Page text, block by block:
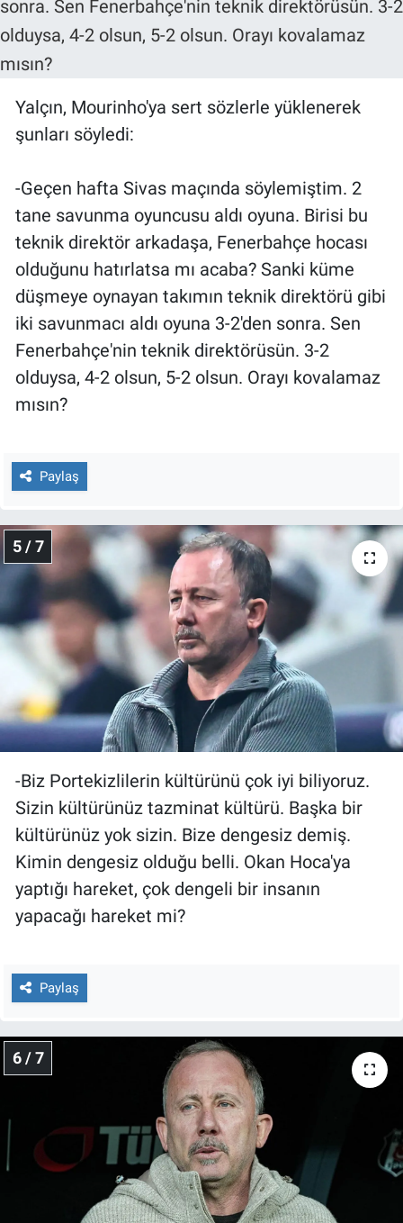
Yalçın, Mourinho'ya sert sözlerle yüklenerek
şunları söyledi:
-Geçen hafta Sivas maçında söylemiştim. 2
tane savunma oyuncusu aldı oyuna. Birisi bu
teknik direktör arkadaşa, Fenerbahçe hocası
olduğunu hatırlatsa mı acaba? Sanki küme
düşmeye oynayan takımın teknik direktörü gibi
iki savunmacı aldı oyuna 3-2'den sonra. Sen
Fenerbahçe'nin teknik direktörüsün. 3-2
olduysa, 4-2 olsun, 5-2 olsun. Orayı kovalamaz
mısın?
Paylaş
5 / 7
-Biz Portekizlilerin kültürünü çok iyi biliyoruz.
Sizin kültürünüz tazminat kültürü. Başka bir
kültürünüz yok sizin. Bize dengesiz demiş.
Kimin dengesiz olduğu belli. Okan Hoca'ya
yaptığı hareket, çok dengeli bir insanın
yapacağı hareket mi?
Paylaş
6 / 7